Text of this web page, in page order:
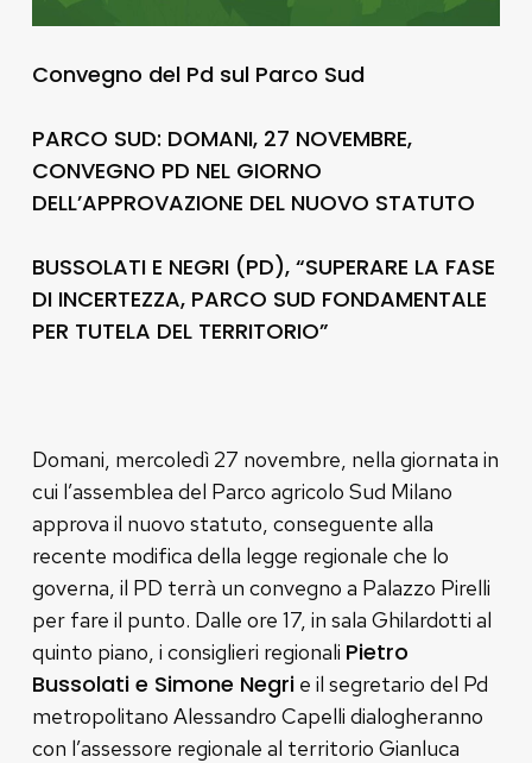
Convegno del Pd sul Parco Sud
PARCO SUD: DOMANI, 27 NOVEMBRE,
CONVEGNO PD NEL GIORNO
DELL’APPROVAZIONE DEL NUOVO STATUTO
BUSSOLATI E NEGRI (PD), “SUPERARE LA FASE
DI INCERTEZZA, PARCO SUD FONDAMENTALE
PER TUTELA DEL TERRITORIO”
Domani, mercoledì 27 novembre, nella giornata in
cui l’assemblea del Parco agricolo Sud Milano
approva il nuovo statuto, conseguente alla
recente modifica della legge regionale che lo
governa, il PD terrà un convegno a Palazzo Pirelli
per fare il punto. Dalle ore 17, in sala Ghilardotti al
quinto piano, i consiglieri regionali Pietro
Bussolati e Simone Negrie il segretario del Pd
metropolitano Alessandro Capelli dialogheranno
con l’assessore regionale al territorio Gianluca